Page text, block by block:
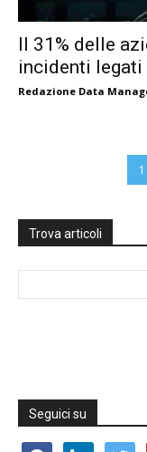
Il 31% delle
incidenti legati
Redazione Data
1
Trova articoli
Seguici su